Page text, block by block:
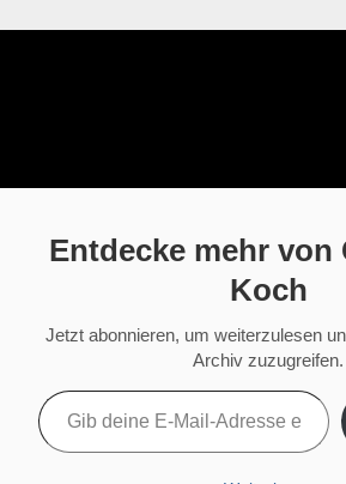
Entdecke mehr von
Koch
Jetzt abonnieren, um weiterzulesen
Archiv zuzugreifen.
Gib deine E-Mail-Adresse ein ...